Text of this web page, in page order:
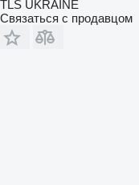
TLS UKRAINE
Связаться с продавцом